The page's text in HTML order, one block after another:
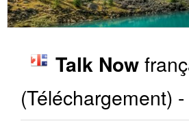
Talk Now
(Téléchargement) -